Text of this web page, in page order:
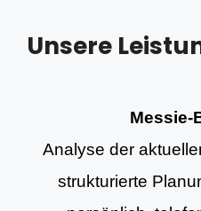
Unsere
Messie-
Analyse der
strukturierte